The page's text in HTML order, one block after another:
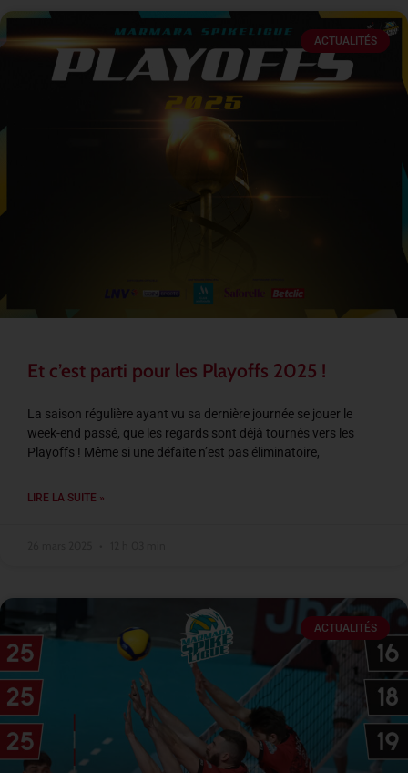
ACTUALITÉS
Et c’est parti pour les Playoffs 2025 !
La saison régulière ayant vu sa dernière journée se jouer le
week-end passé, que les regards sont déjà tournés vers les
Playoffs ! Même si une défaite n’est pas éliminatoire,
LIRE LA SUITE »
ACTUALITÉS